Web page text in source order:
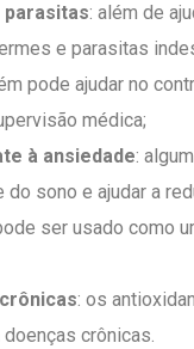
parasitas: além de
e parasitas
pode ajudar no
médica;
à ansiedade:
sono e ajudar a
ser usado como
: os
crônicas.